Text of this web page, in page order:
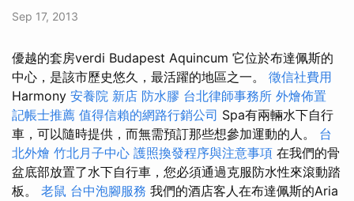
Sep 17, 2013
優越的套房verdi Budapest Aquincum 它位於布達佩斯的
中心，是該市歷史悠久，最活躍的地區之一。 徵信社費用
Harmony 安養院 新店 防水膠 台北律師事務所 外燴佈置
記帳士推薦 值得信賴的網路行銷公司 Spa有兩輛水下自行
車，可以隨時提供，而無需預訂那些想參加運動的人。 台
北外燴 竹北月子中心 護照換發程序與注意事項 在我們的骨
盆底部放置了水下自行車，您必須通過克服防水性來滾動踏
板。 老鼠 台中泡腳服務 我們的酒店客人在布達佩斯的Aria